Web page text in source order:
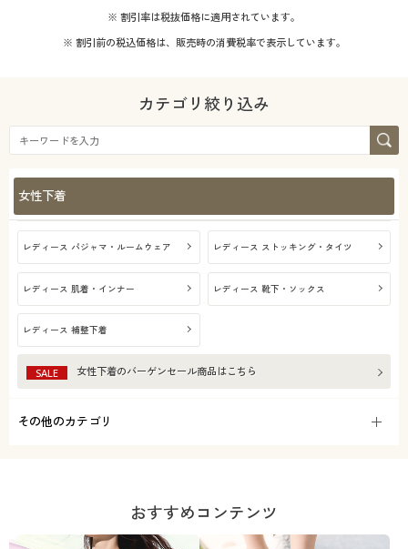
※ 割引率は税抜価格に適用されています。
※ 割引前の税込価格は、販売時の消費税率で表示しています。
カテゴリ絞り込み
女性下着
レディース パジャマ・ルームウェア レディース ストッキング・タイツ
レディース 肌着・インナー レディース 靴下・ソックス
レディース 補整下着
SALE 女性下着のバーゲンセール商品はこちら
その他のカテゴリ
おすすめコンテンツ